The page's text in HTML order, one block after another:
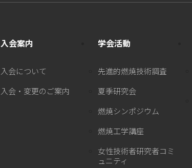
入会案内
入会について
入会・変更のご案内
学会活動
先進的燃焼技術調査
夏季研究会
燃焼シンポジウム
燃焼工学講座
女性技術者研究者コミ
ュニティ